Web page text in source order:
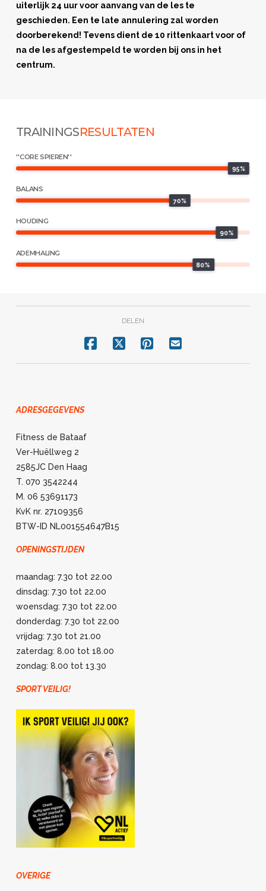
uiterlijk 24 uur voor aanvang van de les te
geschieden. Een te late annulering zal worden
doorberekend! Tevens dient de 10 rittenkaart voor of
na de les afgestempeld te worden bij ons in het
centrum.
TRAININGSRESULTATEN
''CORE SPIEREN''
95%
BALANS
70%
HOUDING
90%
ADEMHALING
80%
DELEN
ADRESGEGEVENS
Fitness de Bataaf
Ver-Huëllweg 2
2585JC Den Haag
T. 070 3542244
M. 06 53691173
KvK nr. 27109356
BTW-ID NL001554647B15
OPENINGSTIJDEN
maandag: 7.30 tot 22.00
dinsdag: 7.30 tot 22.00
woensdag: 7.30 tot 22.00
donderdag: 7.30 tot 22.00
vrijdag: 7.30 tot 21.00
zaterdag: 8.00 tot 18.00
zondag: 8.00 tot 13.30
SPORT VEILIG!
OVERIGE